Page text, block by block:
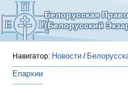
Белорусская
(Белорусский
Навигатор: Новости /
Епархии